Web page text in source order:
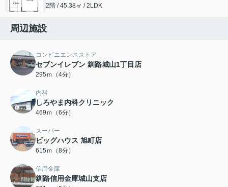
2階 / 45.38㎡ / 2LDK
周辺施設
コンビニエンスストア
セブンイレブン 釧路城山1丁目店
295ｍ（4分）
内科
しろやま内科クリニック
469ｍ（6分）
スーパー
ビッグハウス 旭町店
615ｍ（8分）
信用金庫
釧路信用金庫城山支店